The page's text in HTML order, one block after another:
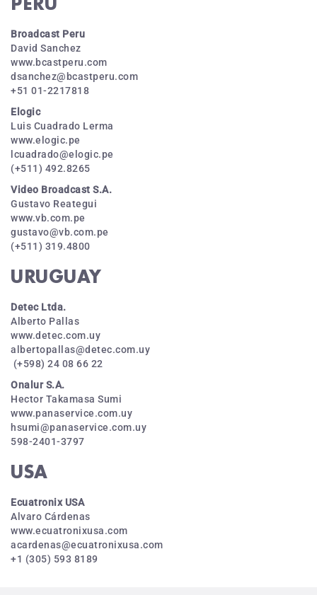
Broadcast Peru
David Sanchez
www.bcastperu.com
dsanchez@bcastperu.com
+51 01-2217818
Elogic
Luis Cuadrado Lerma
www.elogic.pe
lcuadrado@elogic.pe
(+511) 492.8265
Video Broadcast S.A.
Gustavo Reategui
www.vb.com.pe
gustavo@vb.com.pe
(+511) 319.4800
URUGUAY
Detec Ltda.
Alberto Pallas
www.detec.com.uy
albertopallas@detec.com.uy
(+598) 24 08 66 22
Onalur S.A.
Hector Takamasa Sumi
www.panaservice.com.uy
hsumi@panaservice.com.uy
598-2401-3797
USA
Ecuatronix USA
Alvaro Cárdenas
www.ecuatronixusa.com
acardenas@ecuatronixusa.com
+1 (305) 593 8189